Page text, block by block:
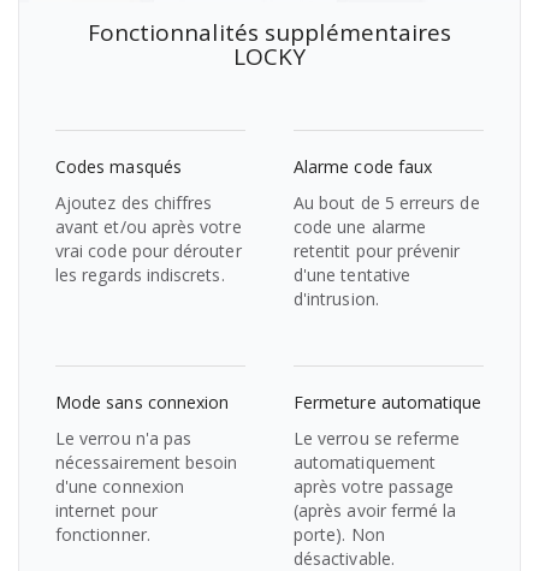
Fonctionnalités supplémentaires
LOCKY
Codes masqués
Ajoutez des chiffres
avant et/ou après votre
vrai code pour dérouter
les regards indiscrets.
Alarme code faux
Au bout de 5 erreurs de
code une alarme
retentit pour prévenir
d'une tentative
d'intrusion.
Mode sans connexion
Le verrou n'a pas
nécessairement besoin
d'une connexion
internet pour
fonctionner.
Fermeture automatique
Le verrou se referme
automatiquement
après votre passage
(après avoir fermé la
porte). Non
désactivable.